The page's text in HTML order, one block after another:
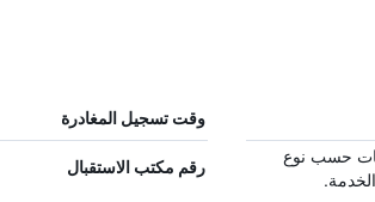
وقت تسجيل المغادرة
حسب نوع
رقم مكتب الاستقبال